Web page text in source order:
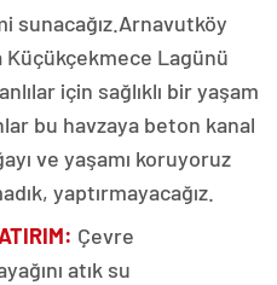
sunacağız.Arnavutköy
Küçükçekmece Lagünü
için sağlıklı bir yaşam
bu havzaya beton kanal
ve yaşamı koruyoruz
yaptırmayacağız.
Çevre
atık su